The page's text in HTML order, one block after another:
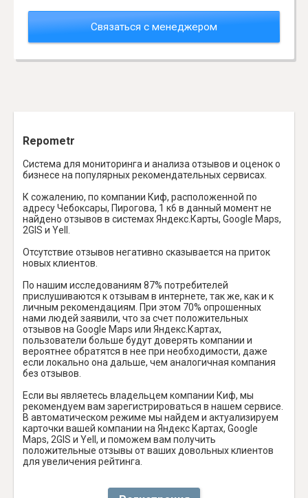
Связаться с менеджером
Repometr
Система для мониторинга и анализа отзывов и оценок о
бизнесе на популярных рекомендательных сервисах.
К сожалению, по компании Киф, расположенной по
адресу Чебоксары, Пирогова, 1 к6 в данный момент не
найдено отзывов в системах Яндекс.Карты, Google Maps,
2GIS и Yell.
Отсутствие отзывов негативно сказывается на приток
новых клиентов.
По нашим исследованиям 87% потребителей
прислушиваются к отзывам в интернете, так же, как и к
личным рекомендациям. При этом 70% опрошенных
нами людей заявили, что за счет положительных
отзывов на Google Maps или Яндекс.Картах,
пользователи больше будут доверять компании и
вероятнее обратятся в нее при необходимости, даже
если локально она дальше, чем аналогичная компания
без отзывов.
Если вы являетесь владельцем компании Киф, мы
рекомендуем вам зарегистрироваться в нашем сервисе.
В автоматическом режиме мы найдем и актуализируем
карточки вашей компании на Яндекс Картах, Google
Maps, 2GIS и Yell, и поможем вам получить
положительные отзывы от ваших довольных клиентов
для увеличения рейтинга.